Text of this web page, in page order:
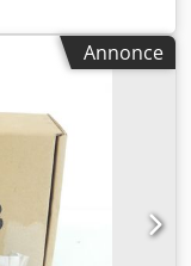
de la livraison
Rowa
Annonce